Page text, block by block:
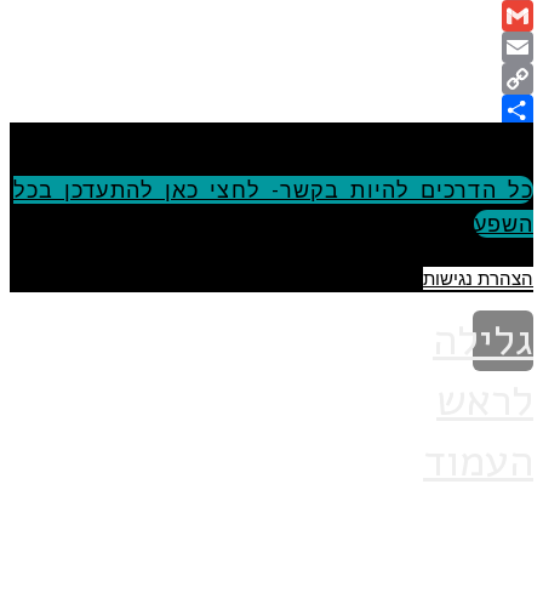
Telegram
Gmail
Email
Copy
כל הדרכים להיות בקשר- לחצי כאן להתעדכן בכל
השפע
הצהרת נגישות
גלילה